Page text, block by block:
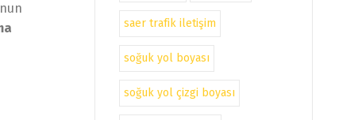
saer trafik iletişim
soğuk yol boyası
soğuk yol çizgi boyası